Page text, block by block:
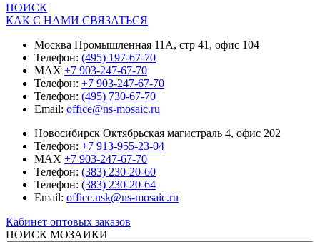
ПОИСК
КАК С НАМИ СВЯЗАТЬСЯ
Москва Промышленная 11А, стр 41, офис 104
Телефон: (495) 197-67-70
MAX +7 903-247-67-70
Телефон: +7 903-247-67-70
Телефон: (495) 730-67-70
Email: office@ns-mosaic.ru
Новосибирск Октябрьская магистраль 4, офис 202
Телефон: +7 913-955-23-04
MAX +7 903-247-67-70
Телефон: (383) 230-20-60
Телефон: (383) 230-20-64
Email: office.nsk@ns-mosaic.ru
Кабинет оптовых заказов
ПОИСК МОЗАИКИ